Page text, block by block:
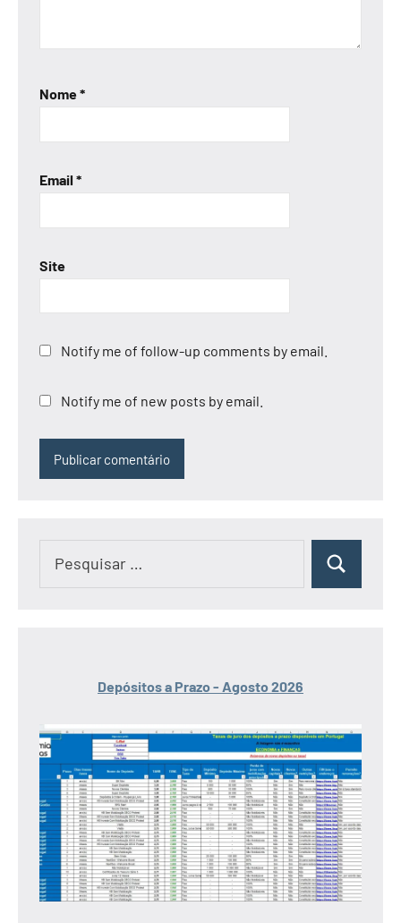
Nome*
Email *
Site
Notify me of follow-up comments by email.
Notify me of new posts by email.
Pesquisar
Depósitos a Prazo - Agosto 2026